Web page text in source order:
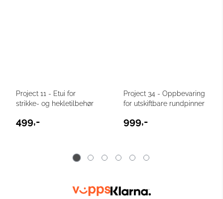
Project 11 - Etui for
strikke- og hekletilbehør
499,-
Project 34 - Oppbevaring
for utskiftbare rundpinner
999,-